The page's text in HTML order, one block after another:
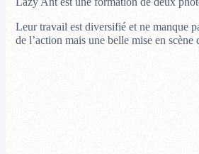
Leur travail est diversifié et ne manque
de l’action mais une belle mise en